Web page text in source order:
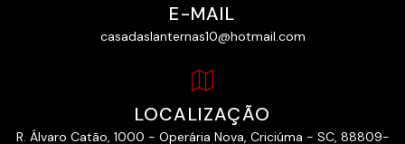
E-MAIL
casadaslanternas10@hotmail.com
LOCALIZAÇÃO
R. Álvaro Catão, 1000 - Operária Nova, Criciúma - SC, 88809-